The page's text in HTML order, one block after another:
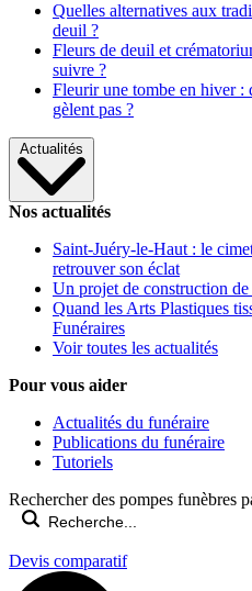
Quelles alternatives aux
deuil ?
Fleurs de deuil et
suivre ?
Fleurir une tombe en hiver :
gèlent pas ?
Actualités
Nos actualités
Saint-Juéry-le-Haut : le
retrouver son éclat
Un projet de construction
Quand les Arts Plastiques
Funéraires
Voir toutes les actualités
Pour vous aider
Actualités du funéraire
Publications du funéraire
Tutoriels
Rechercher des pompes funèbres
Devis comparatif